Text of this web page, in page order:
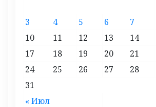
« Июл
3
4 5 6 7
10
11 12 13 14
17
18 19 20 21
24
25 26 27 28
31